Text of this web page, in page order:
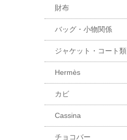
財布
バッグ・小物関係
ジャケット・コート類
Hermès
カビ
Cassina
チョコバー